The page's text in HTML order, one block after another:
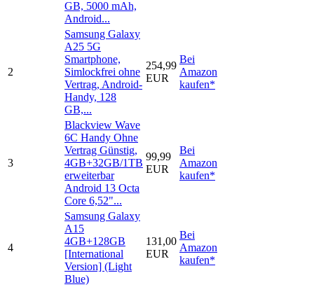
GB, 5000 mAh,
Android...
2
Samsung Galaxy
A25 5G
Smartphone,
Simlockfrei ohne
Vertrag, Android-
Handy, 128
GB,...
254,99
EUR
Bei
Amazon
kaufen*
3
Blackview Wave
6C Handy Ohne
Vertrag Günstig,
4GB+32GB/1TB
erweiterbar
Android 13 Octa
Core 6,52"...
99,99
EUR
Bei
Amazon
kaufen*
4
Samsung Galaxy
A15
4GB+128GB
[International
Version] (Light
Blue)
131,00
EUR
Bei
Amazon
kaufen*